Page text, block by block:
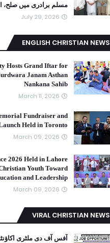
مسلم برادری میں صلح،
July 29, 2026
ENGLISH CHRISTIAN NEWS
Hosts Grand Iftar for
Janam Asthan
Nankana Sahib
March 11, 2026
Fundraiser and
Held in Toronto
March 09, 2026
2026 Held in Lahore
Youth Toward
and Leadership
March 09, 2026
VIRAL CHRISTIAN NEWS
آفس آف دی ملٹری